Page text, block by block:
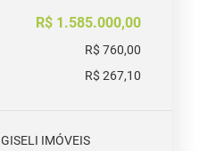
R$ 1.585.000,00
R$ 760,00
R$ 267,10
GISELI IMÓVEIS